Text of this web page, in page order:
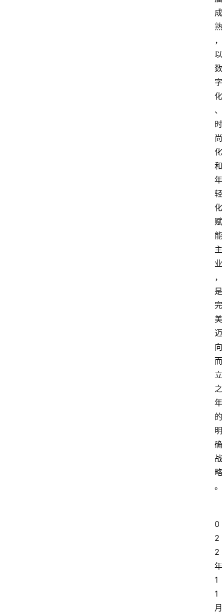
成
熟
，
以
数
字
化
、
时
尚
化
和
年
轻
化
赋
能
主
业
，
是
完
美
迈
向
而
立
之
年
的
明
确
战
略
。
0
2
2
年
1
1
月